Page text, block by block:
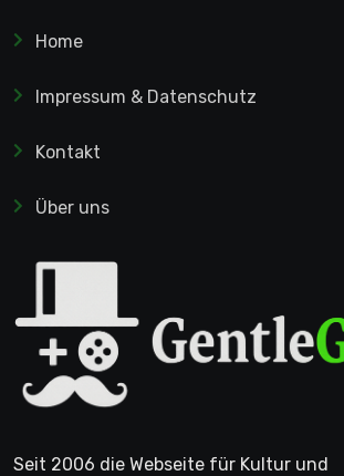
Home
Impressum & Datenschutz
Kontakt
Über uns
Seit 2006 die Webseite für Kultur und